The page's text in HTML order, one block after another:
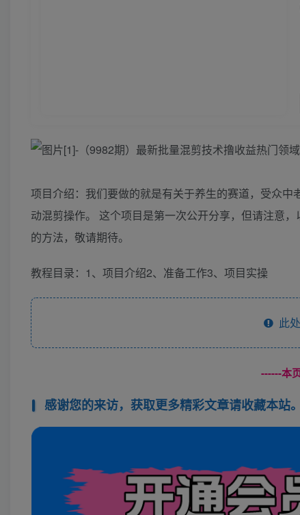
项目介绍：我们要做的就是有关于养生的赛道，受众
动混剪操作。 这个项目是第一次公开分享，但请注意
的方法，敬请期待。
教程目录：1、项目介绍2、准备工作3、项目实操
此
------本
感谢您的来访，获取更多精彩文章请收藏本站。